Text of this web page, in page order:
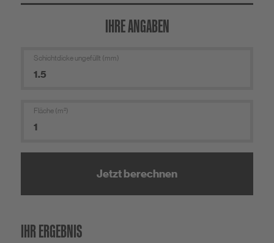
IHRE ANGABEN
Schichtdicke ungefüllt (mm)
Fläche (m²)
Jetzt berechnen
IHR ERGEBNIS